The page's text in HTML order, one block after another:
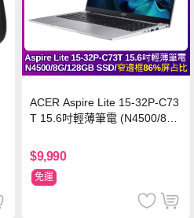
ACER Aspire Lite 15-32P-C73
T 15.6吋輕薄筆電 (N4500/8G/
$9,990
免運